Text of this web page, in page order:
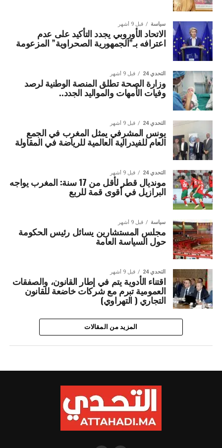
سياسة قبل 9 أشهر
الاتحاد الأوروبي يجدد التأكيد على عدم
اعترافه بـ”الجمهورية الصحراوية” المزعومة
التحدي 24 قبل 9 أشهر
وزارة الصحة تطلق المنصة الوطنية لرصد
وفيات الأمهات والمواليد الجدد..
التحدي 24 قبل 9 أشهر
يونس المشرفي يمثل المغرب في الجمع
العام للفيدرالية العالمية للرياضة في المقاولة
التحدي 24 قبل 9 أشهر
مونديال قطر لأقل من 17 سنة: المغرب يواجه
البرازيل في أقوى قمة للربع
سياسة قبل 9 أشهر
مجلس المستشارين يسائل رئيس الحكومة
حول السياسة العامة
التحدي 24 قبل 9 أشهر
اقتناء الأدوية يتم في إطار القانون، والصفقات
العمومية تبرم مع شركات خاضعة للقانون
التجاري ( التهراوي)
المزيد من المقالات